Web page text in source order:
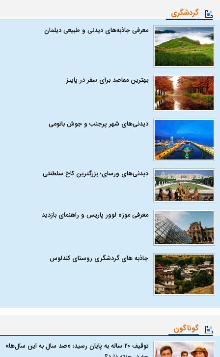
گردشگری
معرفی جاذبه‌های دیدنی و طبیعی دیلمان
بهترین مقاصد برای سفر در پاییز
دیدنی‌های شهر پرجنب و جوش باتومی
دیدنی‌های ورسای؛ بزرگترین کاخ سلطنتی
معرفی موزه لوور پاریس و راهنمای بازدید
جاذبه های گردشگری روستای کندلوس
گوناگون
توقیف ۲۰ ساله به پایان رسید؛ «صد سال به این سال‌ها»